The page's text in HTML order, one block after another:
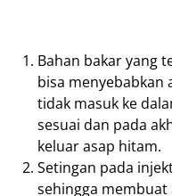
Bahan bakar yang
bisa menyebabkan
tidak masuk ke
sesuai dan pada
keluar asap hitam.
Setingan pada
sehingga membuat